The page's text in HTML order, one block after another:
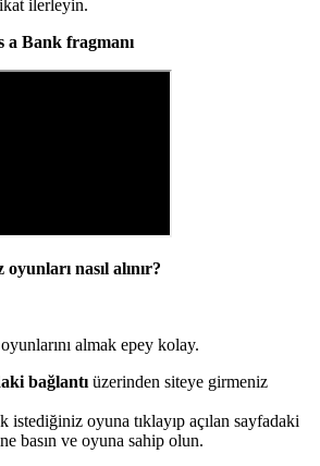
ilerleyin.
Bank fragmanı
nasıl alınır?
almak epey kolay.
bağlantı üzerinden siteye girmeniz
istediğiniz oyuna tıklayıp açılan sayfadaki
basın ve oyuna sahip olun.